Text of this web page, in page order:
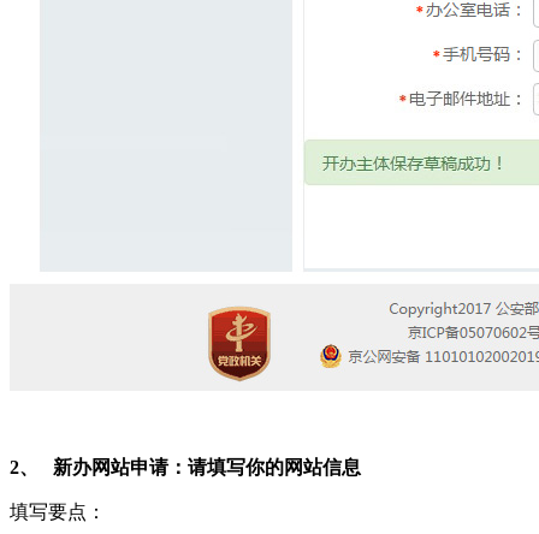
2、 新办网站申请：请填写你的网站信息
填写要点：